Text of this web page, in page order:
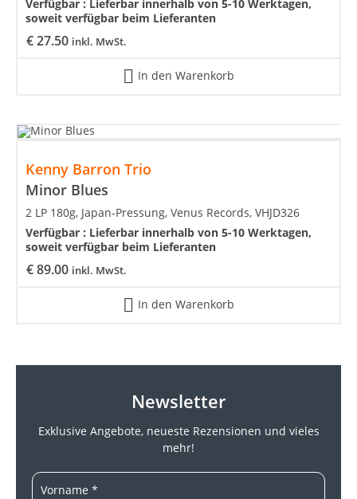
€27.50 inkl. MwSt.
Verfügbar : Lieferbar innerhalb von 5-10 Werktagen,
soweit verfügbar beim Lieferanten
In den Warenkorb
Kenny Barron Trio
Minor Blues
€89.00 inkl. MwSt.
2 LP 180g, Japan-Pressung, Venus Records, VHJD326
Verfügbar : Lieferbar innerhalb von 5-10 Werktagen,
soweit verfügbar beim Lieferanten
In den Warenkorb
Newsletter
Exklusive Angebote, neueste Rezensionen und vieles
mehr!